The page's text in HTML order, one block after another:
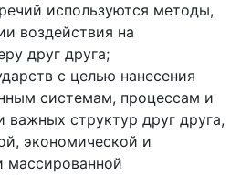
используются методы,
воздействия на
друг друга;
с целью нанесения
системам, процессам и
важных структур друг друга,
экономической и
массированной